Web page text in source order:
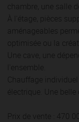
chambre, une salle
À l'étage, pièces
aménageables
optimisée ou la
Une cave, une
l'ensemble.
Chauffage
électrique. Une belle
Prix de vente : 470